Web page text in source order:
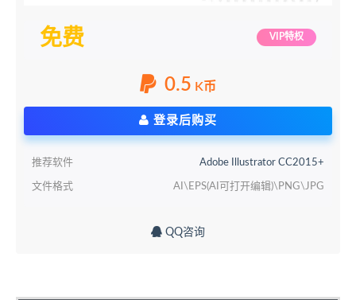
免费 VIP特权
0.5 K币
登录后购买
推荐软件 Adobe Illustrator CC2015+
文件格式 AI\EPS(AI可打开编辑)\PNG\JPG
QQ咨询